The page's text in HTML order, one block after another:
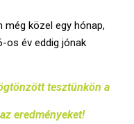
még közel egy hónap,
os év eddig jónak
tesztünkön a
eredményeket!